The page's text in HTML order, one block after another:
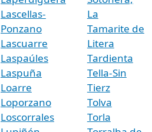
Lascellas-
Ponzano
Lascuarre
Laspaúles
Laspuña
Loarre
Loporzano
Loscorrales
La
Tamarite de
Litera
Tardienta
Tella-Sin
Tierz
Tolva
Torla